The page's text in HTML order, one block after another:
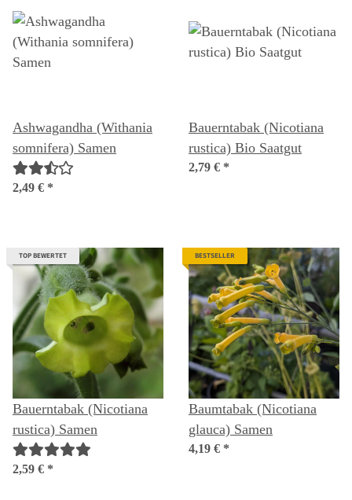
Ashwagandha (Withania
somnifera) Samen
2,49 € *
Bauerntabak (Nicotiana
rustica) Bio Saatgut
2,79 € *
TOP BEWERTET
Bauerntabak (Nicotiana
rustica) Samen
2,59 € *
BESTSELLER
Baumtabak (Nicotiana
glauca) Samen
4,19 € *